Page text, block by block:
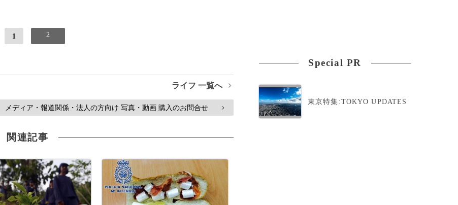
1 2
ライフ 一覧へ >
メディア・報道関係・法人の方向け 写真・動画 購入のお問合せ >
関連記事
Special PR
東京特集:TOKYO UPDATES